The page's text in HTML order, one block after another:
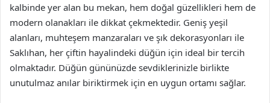
kalbinde yer alan bu mekan, hem doğal güzellikleri hem de
modern olanakları ile dikkat çekmektedir. Geniş yeşil
alanları, muhteşem manzaraları ve şık dekorasyonları ile
Saklıhan, her çiftin hayalindeki düğün için ideal bir tercih
olmaktadır. Düğün gününüzde sevdiklerinizle birlikte
unutulmaz anılar biriktirmek için en uygun ortamı sağlar.